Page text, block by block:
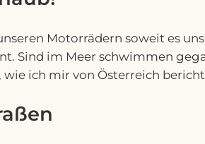
Motorrädern soweit es
Sind im Meer schwimmen
wie ich mir von Österreich